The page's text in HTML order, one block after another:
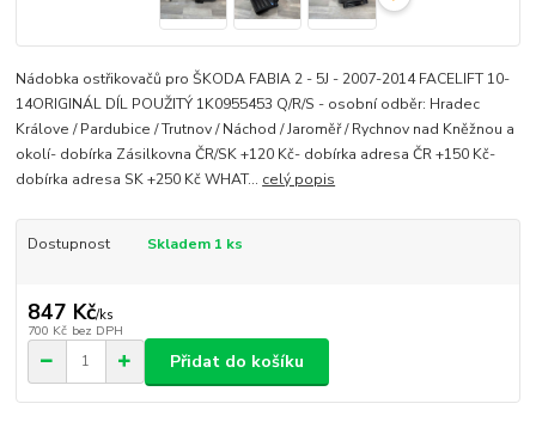
Nádobka ostřikovačů pro ŠKODA FABIA 2 - 5J - 2007-2014 FACELIFT 10-
14ORIGINÁL DÍL POUŽITÝ 1K0955453 Q/R/S - osobní odběr: Hradec
Králove / Pardubice / Trutnov / Náchod / Jaroměř / Rychnov nad Kněžnou a
okolí- dobírka Zásilkovna ČR/SK +120 Kč- dobírka adresa ČR +150 Kč-
dobírka adresa SK +250 Kč WHAT... celý popis
Dostupnost Skladem 1 ks
847 Kč/ks
700 Kč bez DPH
Přidat do košíku